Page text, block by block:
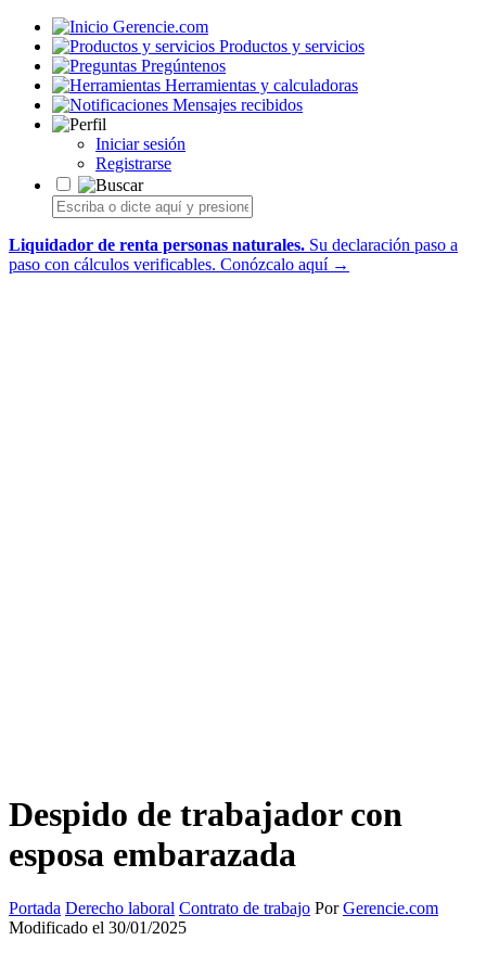
Gerencie.com
Productos y servicios
Pregúntenos
Herramientas y calculadoras
Mensajes recibidos
Iniciar sesión
Registrarse
Liquidador de renta personas naturales. Su declaración paso a
paso con cálculos verificables. Conózcalo aquí →
Despido de trabajador con
esposa embarazada
Portada Derecho laboral Contrato de trabajo PorGerencie.com
Modificado el 30/01/2025